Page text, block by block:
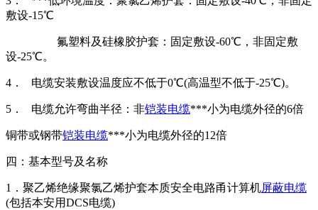
敷设-15℃
氟塑料及硅橡胶护套：固定敷设-60℃，非固定敷
设-25℃。
4． 电缆安装敷设温度应不低于0℃(高温型不低于-25℃)。
5． 电缆允许弯曲半径：非铠装电缆***小为电缆外径的6倍
铜带或钢带铠装电缆***小为电缆外径的12倍
四：基本型号及名称
1．聚乙烯绝缘聚氯乙烯护套本质安全电路甬计算机屏蔽电缆
(包括本安用DCS电缆)